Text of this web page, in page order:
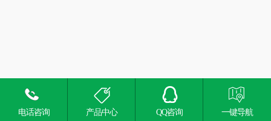
电话咨询 产品中心 QQ咨询 一键导航